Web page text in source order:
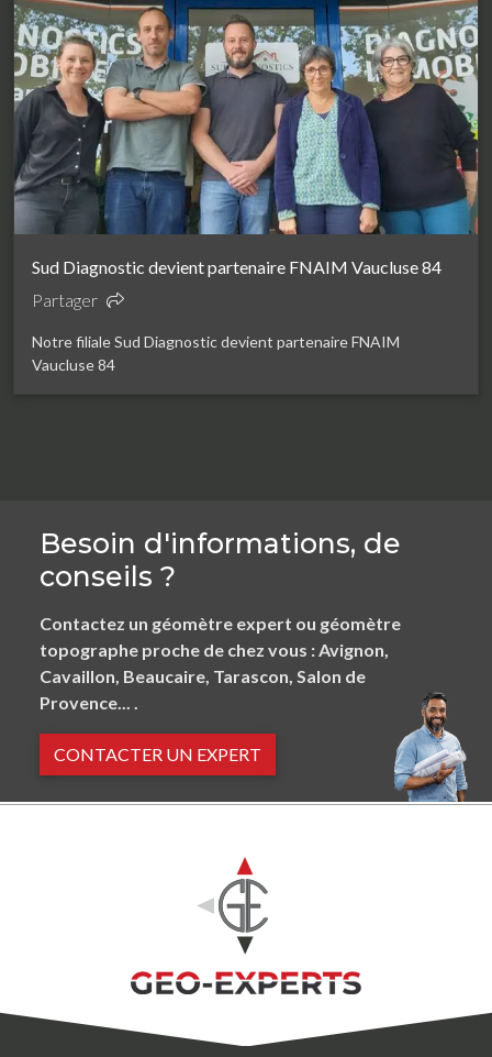
Sud Diagnostic devient partenaire FNAIM Vaucluse 84
Partager
Notre filiale Sud Diagnostic devient partenaire FNAIM
Vaucluse 84
Besoin d'informations, de
conseils ?
Contactez un géomètre expert ou géomètre
topographe proche de chez vous : Avignon,
Cavaillon, Beaucaire, Tarascon, Salon de
Provence... .
CONTACTER UN EXPERT